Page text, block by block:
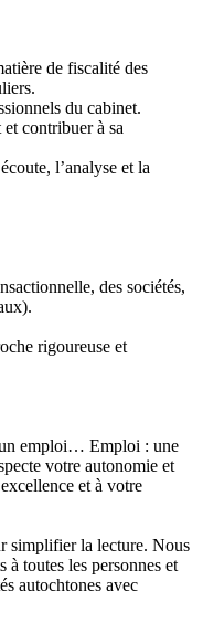
de fiscalité des
du cabinet.
contribuer à sa
l’analyse et la
des sociétés,
rigoureuse et
emploi… Emploi : une
votre autonomie et
et à votre
simplifier la lecture. Nous
à toutes les personnes et
autochtones avec